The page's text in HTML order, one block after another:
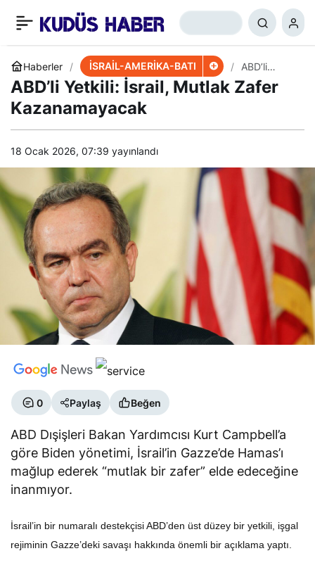
Haberler İSRAİL-AMERİKA-BATI
ABD’li
Yetkili: İsrail,
Mutlak
ABD’li Yetkili: İsrail, Mutlak Zafer
Kazanamayacak
18 Ocak 2026, 07:39 yayınlandı
0 Paylaş Beğen
ABD Dışişleri Bakan Yardımcısı Kurt Campbell’a
göre Biden yönetimi, İsrail’in Gazze’de Hamas’ı
mağlup ederek “mutlak bir zafer” elde edeceğine
inanmıyor.
İsrail’in bir numaralı destekçisi ABD’den üst düzey bir yetkili, işgal
rejiminin Gazze’deki savaşı hakkında önemli bir açıklama yaptı.
İsrail’in Refah
Operasyonu Ters Tepiyor
+ 0 Paylaş